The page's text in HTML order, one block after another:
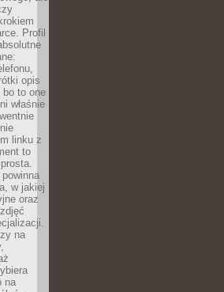
Profil
opis
bo to one
właśnie
linku z
to
w jakiej
oraz
na
na